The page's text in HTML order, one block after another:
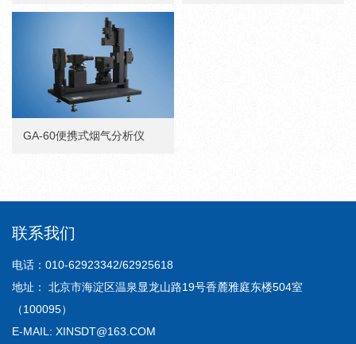
GA-60便携式烟气分析仪
联系我们
电话：010-62923342/62925618
地址： 北京市海淀区温泉显龙山路19号香麓雅庭东楼504室
（100095）
E-MAIL: XINSDT@163.COM